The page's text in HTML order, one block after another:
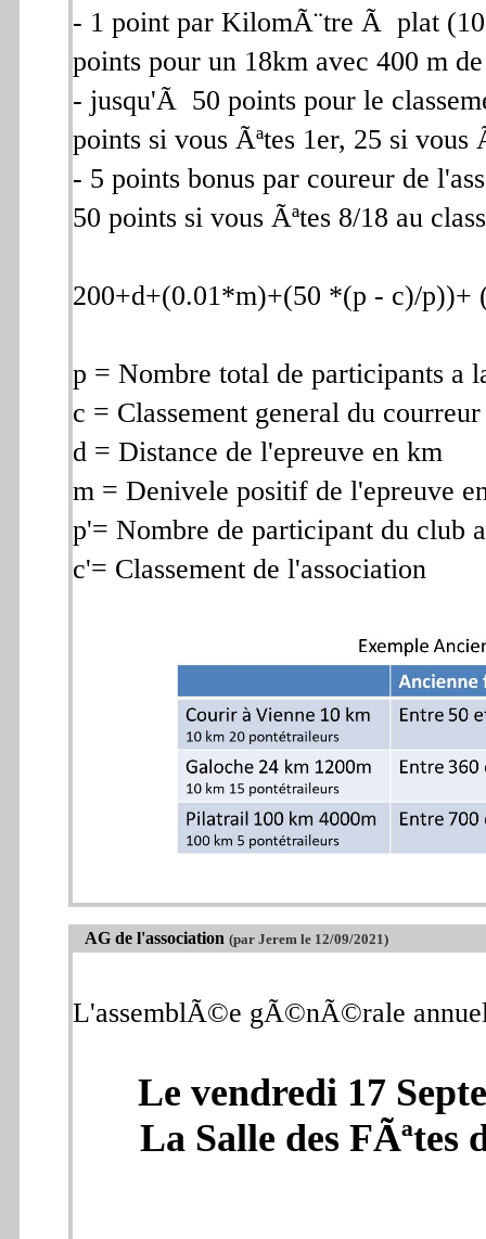
- 1 point par KilomÃ¨tre Ã plat
points pour un 18km avec 400 m
- jusqu'Ã 50 points pour le
points si vous Ãªtes 1er, 25 si vous
- 5 points bonus par coureur de
50 points si vous Ãªtes 8/18 au
200+d+(0.01*m)+(50 *(p - c)/p))+
p = Nombre total de participants a
c = Classement general du courreur
d = Distance de l'epreuve en km
m = Denivele positif de l'epreuve
p'= Nombre de participant du club
c'= Classement de l'association
AG de l'association (par Jerem le 12/09/2021)
L'assemblÃ©e gÃ©nÃ©rale
Le vendredi 17
La Salle des